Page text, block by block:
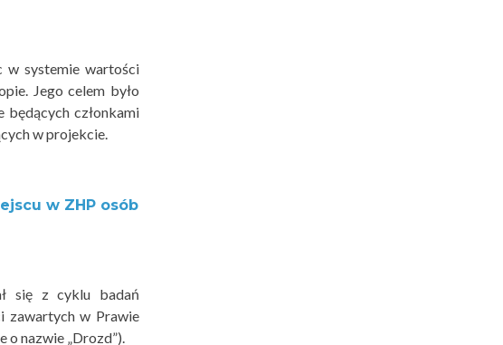
w systemie wartości
Jego celem było
członkami
w projekcie.
w ZHP osób
się z cyklu badań
zawartych w Prawie
o nazwie „Drozd”).